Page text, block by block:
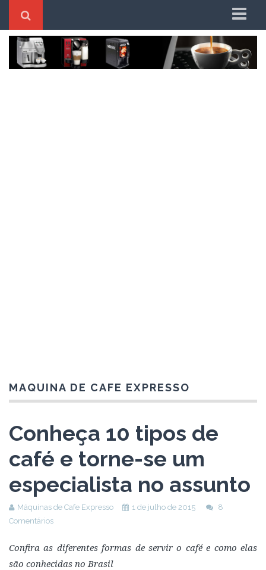
Home
Better System
MAQUINA DE CAFE EXPRESSO
Conheça 10 tipos de
café e torne-se um
especialista no assunto
Máquinas de Cafe Expresso 1 de julho de 2015
8
Comentários
Confira as diferentes formas de servir o café e como elas
são conhecidas no Brasil